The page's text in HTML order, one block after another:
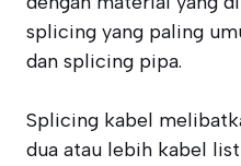
splicing yang paling
dan splicing pipa.
Splicing kabel
dua atau lebih kabel